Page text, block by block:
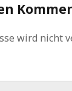
wird nicht